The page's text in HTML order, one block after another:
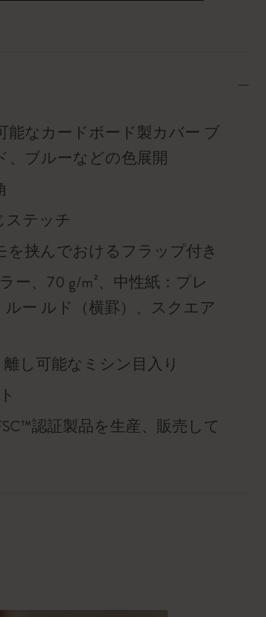
能なカードボード製カバー ブ
、ブルーなどの色展開
ステッチ
を挟んでおけるフラップ付き
ー、70 g/m²、中性紙：プレ
ルー ルド（横罫）、スクエア
し可能なミシン目入り
認証製品を生産、販売して